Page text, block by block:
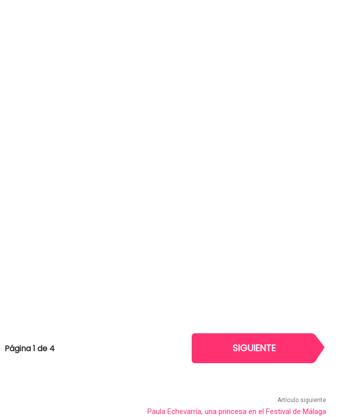
Página 1 de 4 SIGUIENTE
Artículo siguiente
Paula Echevarría, una princesa en el Festival de Málaga